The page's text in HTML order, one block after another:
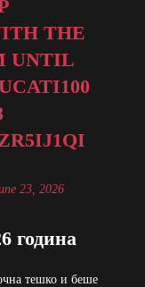
THE
UNTIL
23, 2026
година
тешко и беше